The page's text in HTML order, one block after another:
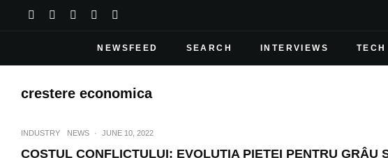
NEWSFEED SEARCH INTERVIEWS TECH
crestere economica
INDUSTRY NEWS · JUNE 10, 2022
COSTUL CONFLICTULUI: EVOLUȚIA PIEȚEI PENTRU GRÂU